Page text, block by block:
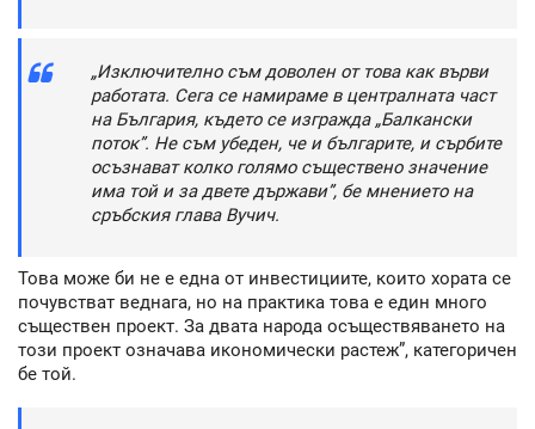
„Изключително съм доволен от това как върви
работата. Сега се намираме в централната част
на България, където се изгражда „Балкански
поток”. Не съм убеден, че и българите, и сърбите
осъзнават колко голямо съществено значение
има той и за двете държави”, бе мнението на
сръбския глава Вучич.
Това може би не е една от инвестициите, които хората се
почувстват веднага, но на практика това е един много
съществен проект. За двата народа осъществяването на
този проект означава икономически растеж”, категоричен
бе той.